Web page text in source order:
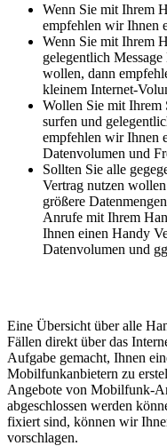
Wenn Sie mit Ihrem
empfehlen wir Ihnen
Wenn Sie mit Ihrem
gelegentlich
wollen, dann
kleinem Internet-
Wollen Sie mit Ihrem
surfen und
empfehlen wir Ihnen
Datenvolumen und
Sollten Sie alle
Vertrag nutzen
größere
Anrufe mit Ihrem
Ihnen einen Handy
Datenvolumen und
Eine Übersicht über alle
Fällen direkt über das
Aufgabe gemacht, Ihnen
Mobilfunkanbietern zu
Angebote von Mobilfunk-
abgeschlossen werden
fixiert sind, können wir
vorschlagen.